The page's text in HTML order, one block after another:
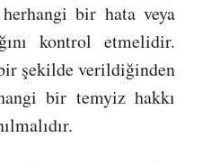
bir hata veya
kontrol etmelidir.
şekilde verildiğinden
bir temyiz hakkı